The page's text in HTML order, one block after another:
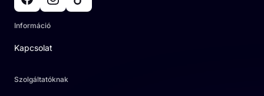
Információ
Kapcsolat
Szolgáltatóknak